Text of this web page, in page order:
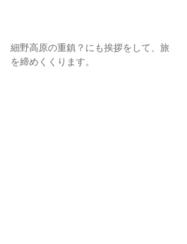
細野高原の重鎮？にも挨拶をして、旅
を締めくくります。